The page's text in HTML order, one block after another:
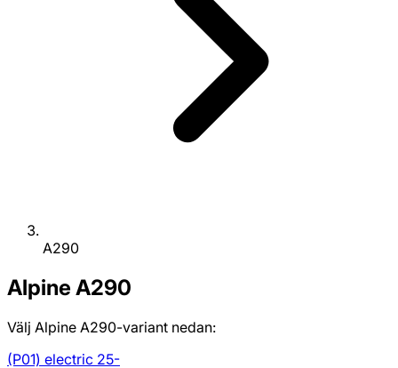
A290
Alpine A290
Välj Alpine A290-variant nedan:
(P01) electric 25-